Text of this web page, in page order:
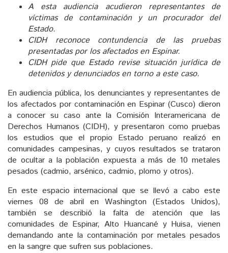
A esta audiencia acudieron representantes de
víctimas de contaminación y un procurador del
Estado.
CIDH reconoce contundencia de las pruebas
presentadas por los afectados en Espinar.
CIDH pide que Estado revise situación jurídica de
detenidos y denunciados en torno a este caso.
En audiencia pública, los denunciantes y representantes de
los afectados por contaminación en Espinar (Cusco) dieron
a conocer su caso ante la Comisión Interamericana de
Derechos Humanos (CIDH), y presentaron como pruebas
los estudios que el propio Estado peruano realizó en
comunidades campesinas, y cuyos resultados se trataron
de ocultar a la población expuesta a más de 10 metales
pesados (cadmio, arsénico, cadmio, plomo y otros).
En este espacio internacional que se llevó a cabo este
viernes 08 de abril en Washington (Estados Unidos),
también se describió la falta de atención que las
comunidades de Espinar, Alto Huancané y Huisa, vienen
demandando ante la contaminación por metales pesados
en la sangre que sufren sus poblaciones.